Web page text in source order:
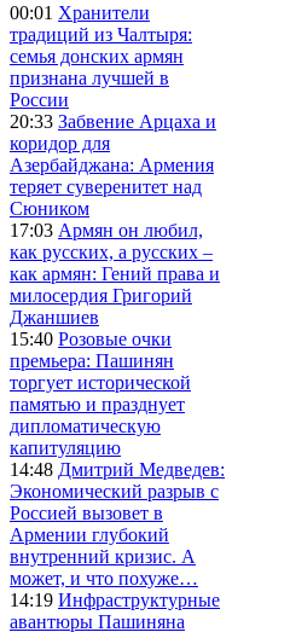
00:01 Хранители
традиций из Чалтыря:
семья донских армян
признана лучшей в
России
20:33 Забвение Арцаха и
коридор для
Азербайджана: Армения
теряет суверенитет над
Сюником
17:03 Армян он любил,
как русских, а русских –
как армян: Гений права и
милосердия Григорий
Джаншиев
15:40 Розовые очки
премьера: Пашинян
торгует исторической
памятью и празднует
дипломатическую
капитуляцию
14:48 Дмитрий Медведев:
Экономический разрыв с
Россией вызовет в
Армении глубокий
внутренний кризис. А
может, и что похуже…
14:19 Инфраструктурные
авантюры Пашиняна